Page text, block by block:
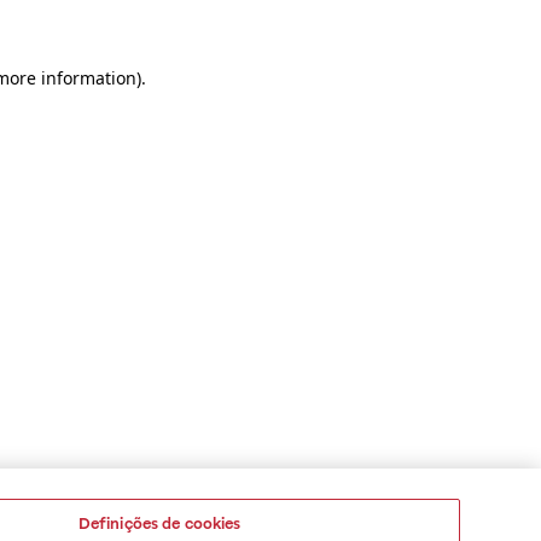
information).
Definições de cookies